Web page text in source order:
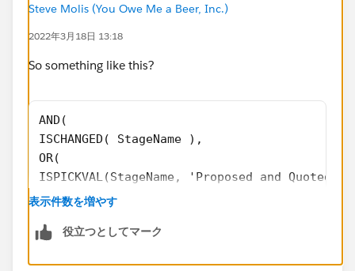
Steve Molis (You Owe Me a Beer, Inc.)
2022年3月18日 13:18
So something like this?
AND(
ISCHANGED( StageName ),
OR(
ISPICKVAL(StageName, 'Proposed and
ISPICKVAL(StageName, 'Design Review'),
ISPICKVAL(StageName, 'Shortlist'),
表示件数を増やす
役立つとしてマーク